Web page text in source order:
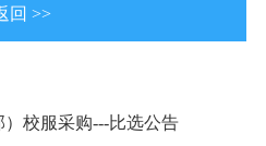
回 >>
校服采购---比选公告